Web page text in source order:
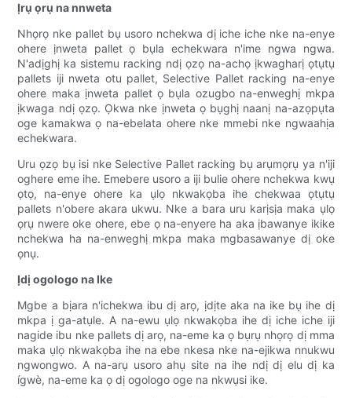
Ịrụ ọrụ na nnweta
Nhọrọ nke pallet bụ usoro nchekwa dị iche iche nke na-enye
ohere ịnweta pallet ọ bụla echekwara n'ime ngwa ngwa.
N'adịghị ka sistemu racking ndị ọzọ na-achọ ịkwagharị ọtụtụ
pallets iji nweta otu pallet, Selective Pallet racking na-enye
ohere maka ịnweta pallet ọ bụla ozugbo na-enweghị mkpa
ịkwaga ndị ọzọ. Ọkwa nke ịnweta ọ bụghị naanị na-azọpụta
oge kamakwa ọ na-ebelata ohere nke mmebi nke ngwaahịa
echekwara.
Uru ọzọ bụ isi nke Selective Pallet racking bụ arụmọrụ ya n'iji
oghere eme ihe. Emebere usoro a iji bulie ohere nchekwa kwụ
ọtọ, na-enye ohere ka ụlọ nkwakọba ihe chekwaa ọtụtụ
pallets n'obere akara ukwu. Nke a bara uru karịsịa maka ụlọ
ọrụ nwere oke ohere, ebe ọ na-enyere ha aka ịbawanye ikike
nchekwa ha na-enweghị mkpa maka mgbasawanye dị oke
ọnụ.
Ịdị ogologo na Ike
Mgbe a bịara n'ichekwa ibu dị arọ, ịdịte aka na ike bụ ihe dị
mkpa ị ga-atụle. A na-ewu ụlọ nkwakọba ihe dị iche iche iji
nagide ibu nke pallets dị arọ, na-eme ka ọ bụrụ nhọrọ dị mma
maka ụlọ nkwakọba ihe na ebe nkesa nke na-ejikwa nnukwu
ngwongwo. A na-arụ usoro ahụ site na ihe ndị dị elu dị ka
ígwè, na-eme ka ọ dị ogologo oge na nkwụsi ike.